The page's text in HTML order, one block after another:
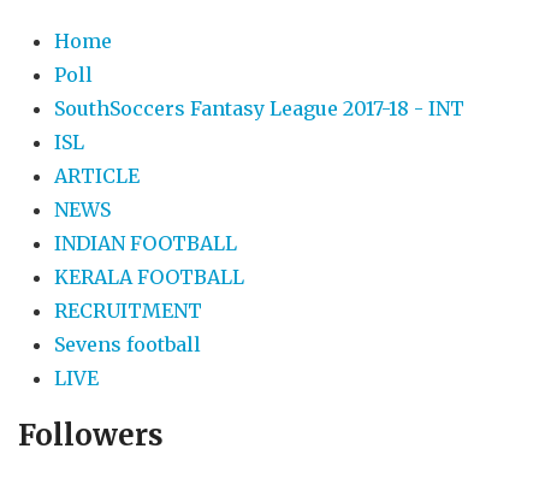
Home
Poll
SouthSoccers Fantasy League 2017-18 - INT
ISL
ARTICLE
NEWS
INDIAN FOOTBALL
KERALA FOOTBALL
RECRUITMENT
Sevens football
LIVE
Followers